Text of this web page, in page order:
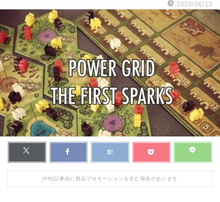
2020/06/12
[PR]記事内に商品プロモーションを含む場合があります